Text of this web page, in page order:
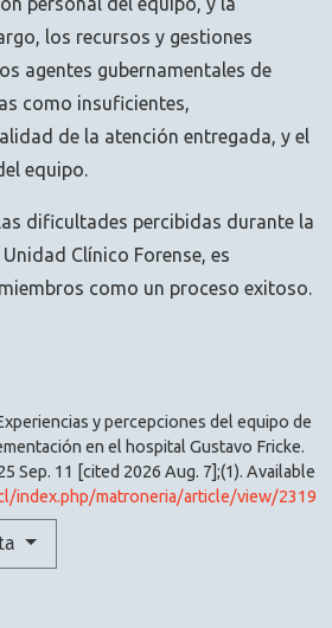
y percepciones del equipo de
en el hospital Gustavo Fricke.
Sep. 11 [cited 2026 Aug. 7];(1). Available
index.php/matroneria/article/view/2319
los recursos y gestiones
agentes gubernamentales de
como insuficientes,
de la atención entregada, y el
equipo.
dificultades percibidas durante la
Clínico Forense, es
como un proceso exitoso.